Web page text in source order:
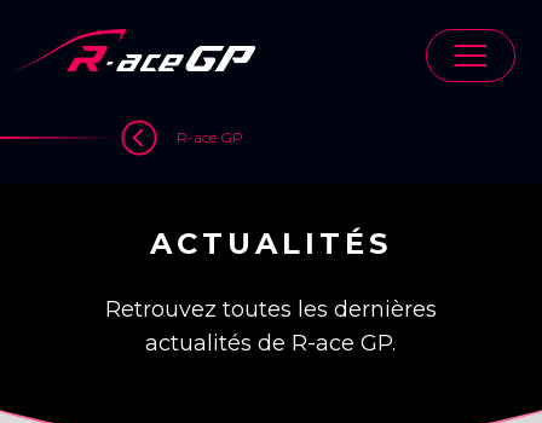
content
R-ace GP
ACTUALITÉS
Retrouvez toutes les dernières
actualités de R-ace GP.